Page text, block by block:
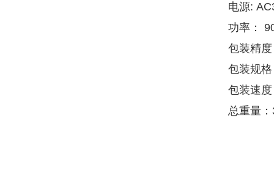
电源:
功率：
包装精
包装规
包装速
总重量